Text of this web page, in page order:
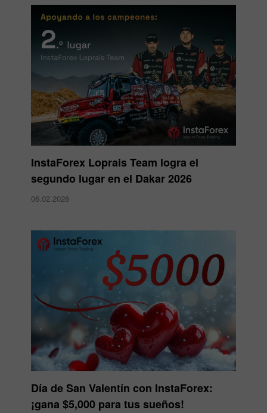
InstaForex Loprais Team logra el
segundo lugar en el Dakar 2026
06.02.2026
Día de San Valentín con InstaForex:
¡gana $5,000 para tus sueños!